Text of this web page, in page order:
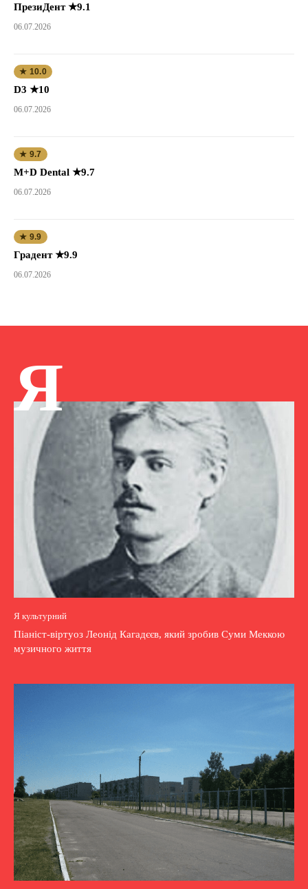
ПрезиДент ★9.1
06.07.2026
★ 10.0
D3 ★10
06.07.2026
★ 9.7
M+D Dental ★9.7
06.07.2026
★ 9.9
Градент ★9.9
06.07.2026
Я
Я культурний
Піаніст-віртуоз Леонід Кагадєєв, який зробив Суми Меккою
музичного життя